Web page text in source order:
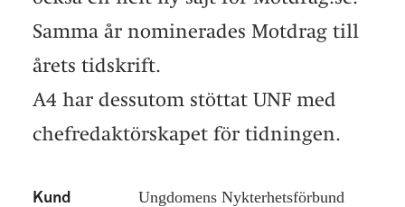
Samma år nominerades Motdrag till
årets tidskrift.
A4 har dessutom stöttat UNF med
chefredaktörskapet för tidningen.
Kund Ungdomens Nykterhetsförbund